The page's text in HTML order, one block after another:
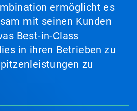
ermöglicht es
mit seinen Kunden
Best-in-Class
in ihren Betrieben zu
zu